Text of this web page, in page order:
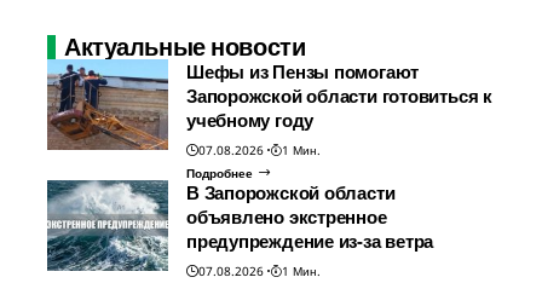
Актуальные новости
Шефы из Пензы помогают
Запорожской области готовиться к
учебному году
07.08.2026
1 Мин.
Подробнее
В Запорожской области
объявлено экстренное
предупреждение из-за ветра
07.08.2026
1 Мин.